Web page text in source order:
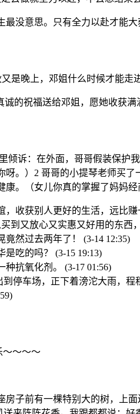
最没意思。只有全力以赴才能大
是晚上，邓姐什么时候才能走
诚的祝福送给邓姐，愿她收获满
倾诉：在外面，哥哥假装保护
呀。）2 哥哥的小提琴老师买
。（女儿你真的掌握了妈妈经
，收获别人更好的生活，远比
到又放心又实惠又好用的东西
竟然过去两年了！ (3-14 12:35)
是吃的吗？ (3-15 19:13)
种抗氧化剂。 (3-17 01:56)
到停车场，正下着滂沱大雨，
～～～～
房子前有一棵特别大的树，上